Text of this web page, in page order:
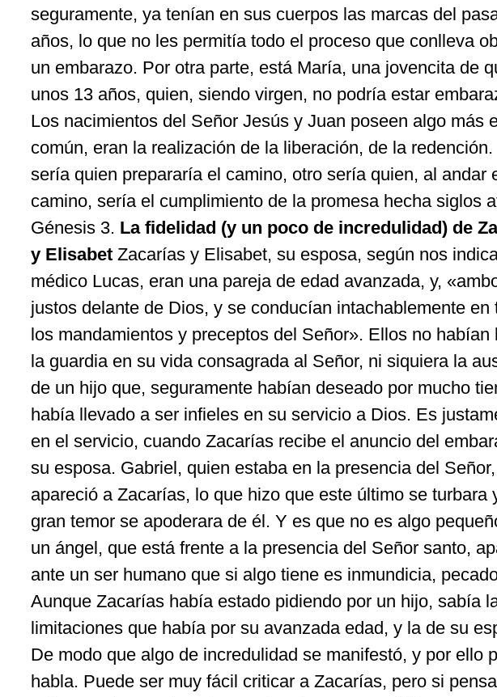
seguramente, ya tenían en sus cuerpos las marcas del
años, lo que no les permitía todo el proceso que conlleva
un embarazo. Por otra parte, está María, una jovencita de
unos 13 años, quien, siendo virgen, no podría estar
Los nacimientos del Señor Jesús y Juan poseen algo más
común, eran la realización de la liberación, de la
sería quien prepararía el camino, otro sería quien, al andar
camino, sería el cumplimiento de la promesa hecha siglos
Génesis 3. La fidelidad (y un poco de incredulidad) de
y Elisabet Zacarías y Elisabet, su esposa, según nos
médico Lucas, eran una pareja de edad avanzada, y,
justos delante de Dios, y se conducían intachablemente en
los mandamientos y preceptos del Señor». Ellos no habían
la guardia en su vida consagrada al Señor, ni siquiera la
de un hijo que, seguramente habían deseado por mucho
había llevado a ser infieles en su servicio a Dios. Es
en el servicio, cuando Zacarías recibe el anuncio del
su esposa. Gabriel, quien estaba en la presencia del Señor,
apareció a Zacarías, lo que hizo que este último se turbara
gran temor se apoderara de él. Y es que no es algo
un ángel, que está frente a la presencia del Señor santo,
ante un ser humano que si algo tiene es inmundicia,
Aunque Zacarías había estado pidiendo por un hijo, sabía
limitaciones que había por su avanzada edad, y la de su
De modo que algo de incredulidad se manifestó, y por ello
habla. Puede ser muy fácil criticar a Zacarías, pero si